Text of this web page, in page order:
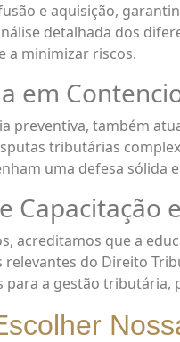
e aquisição,
detalhada dos
a minimizar riscos.
em
preventiva, também
tributárias
uma defesa sólida
Capacitação
acreditamos que a
do Direito
para a gestão